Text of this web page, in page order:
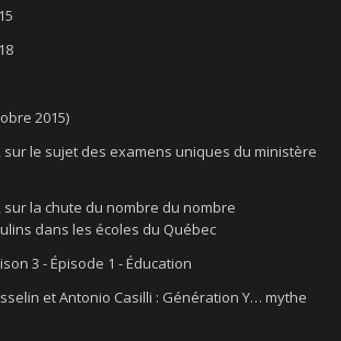
2015)
sur le sujet des examens uniques du ministère
sur la chute du nombre du nombre
dans les écoles du Québec
3 - Épisode 1 - Éducation
et Antonio Casilli : Génération Y… mythe